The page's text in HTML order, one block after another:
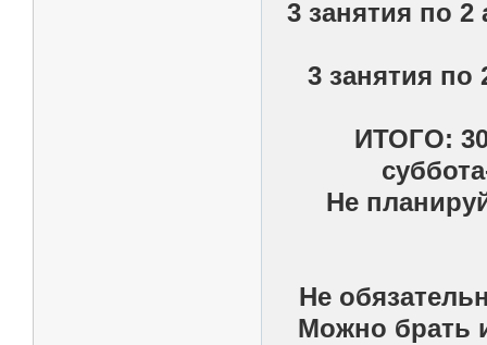
3 занятия по 2
3 занятия по
ИТОГО: 30
Не
Не
Можно брать